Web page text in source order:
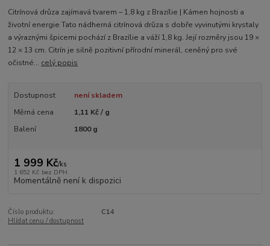
Citrínová drůza zajímavá tvarem – 1,8 kg z Brazílie | Kámen hojnosti a
životní energie Tato nádherná citrínová drůza s dobře vyvinutými krystaly
a výraznými špicemi pochází z Brazílie a váží 1,8 kg. Její rozměry jsou 19 ×
12 × 13 cm. Citrín je silně pozitivní přírodní minerál, ceněný pro své
očistné... celý popis
Dostupnost
není skladem
Měrná cena
1,11 Kč / g
Balení
1800 g
1 999 Kč/ks
1 652 Kč bez DPH
Momentálně není k dispozici
Číslo produktu:
C14
Hlídat cenu / dostupnost